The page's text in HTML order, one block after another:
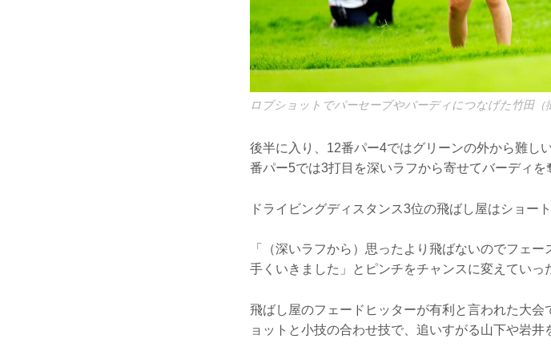
ロブショットでパーセーブやバーディにつなげた竹田（
後半に入り、12番パー4ではグリーンの外から難し
番パー5では3打目を深いラフから寄せてバーディを
ドライビングディスタンス3位の飛ばし屋はショー
「（深いラフから）思ったより飛ばないのでフェ
手くいきました」とピンチをチャンスに変えていっ
飛ばし屋のフェードヒッターが有利と言われた大
ョットと小技の合わせ技で、追いすがる山下や岩井